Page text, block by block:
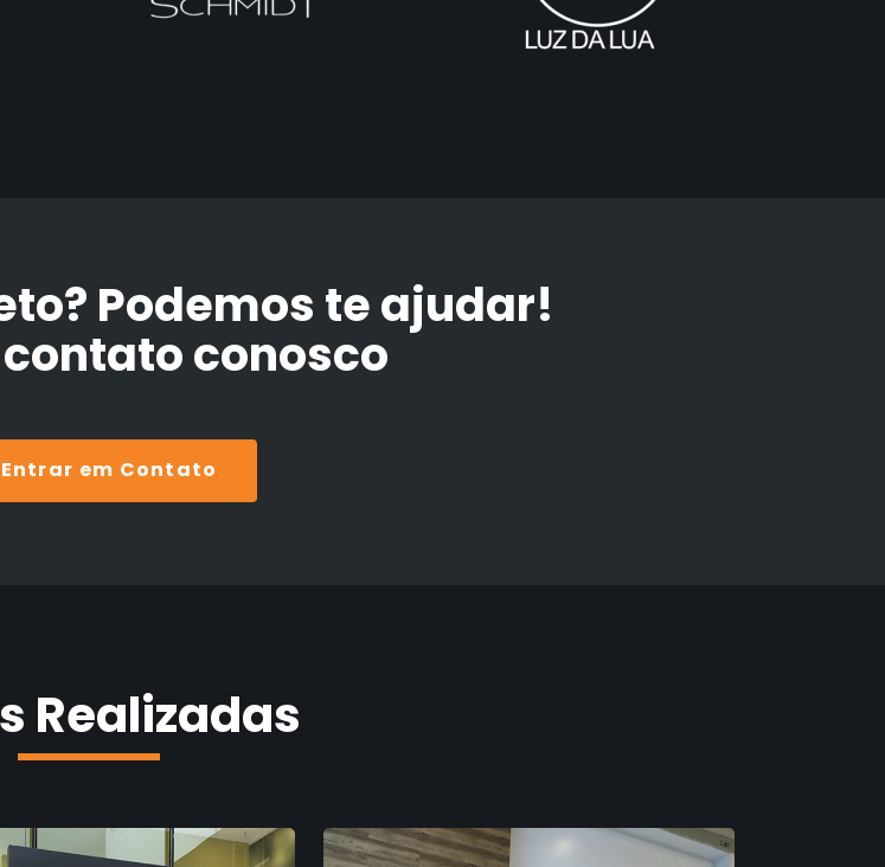
Podemos te ajudar!
conosco
Entrar em Contato
Realizadas